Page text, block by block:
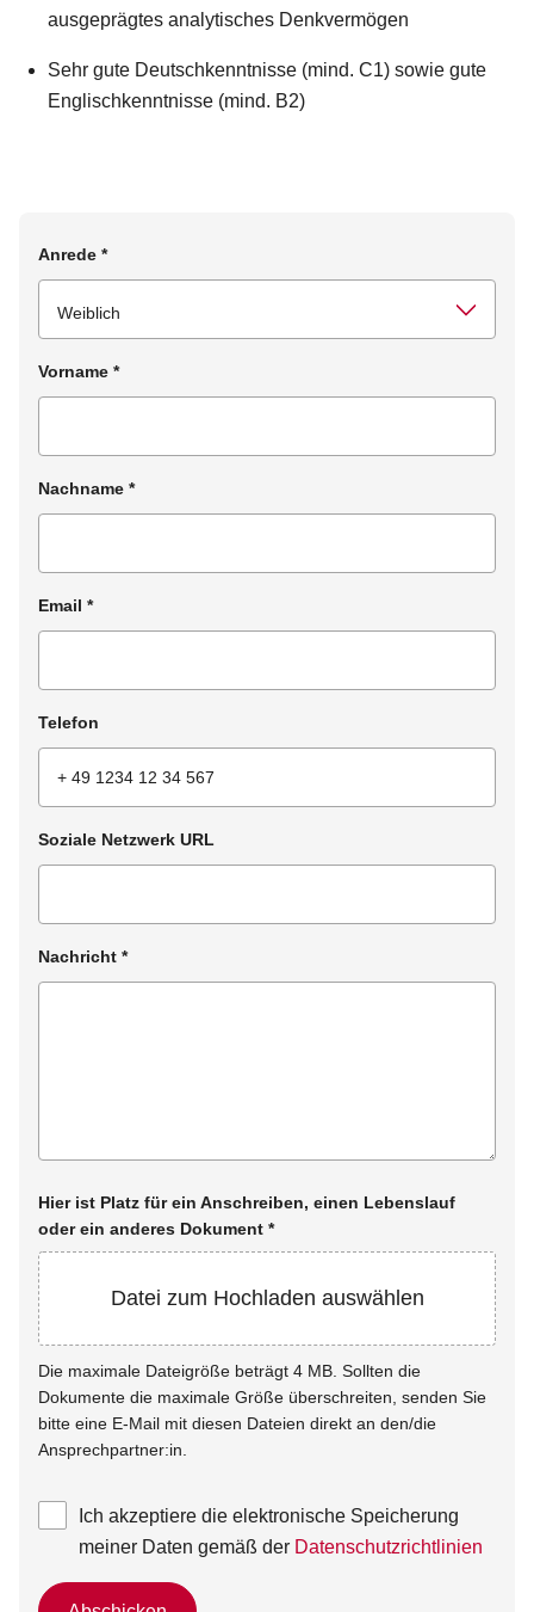
ausgeprägtes analytisches Denkvermögen
Sehr gute Deutschkenntnisse (mind. C1) sowie gute
Englischkenntnisse (mind. B2)
Anrede *
Vorname *
Nachname *
Email *
Telefon
Soziale Netzwerk URL
Nachricht *
Hier ist Platz für ein Anschreiben, einen Lebenslauf
oder ein anderes Dokument *
Datei zum Hochladen auswählen
Die maximale Dateigröße beträgt 4 MB. Sollten die
Dokumente die maximale Größe überschreiten, senden Sie
bitte eine E-Mail mit diesen Dateien direkt an den/die
Ansprechpartner:in.
Ich akzeptiere die elektronische Speicherung
meiner Daten gemäß der Datenschutzrichtlinien